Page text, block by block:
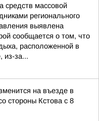
средств массовой
регионального
выявлена
сообщается о том, что
расположенной в
из-за...
на въезде в
стороны Кстова с 8